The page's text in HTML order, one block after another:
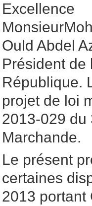
Excellence
Ould Abdel
Président de
République.
projet de loi
2013-029 du
Marchande.
Le présent
certaines
2013 portant